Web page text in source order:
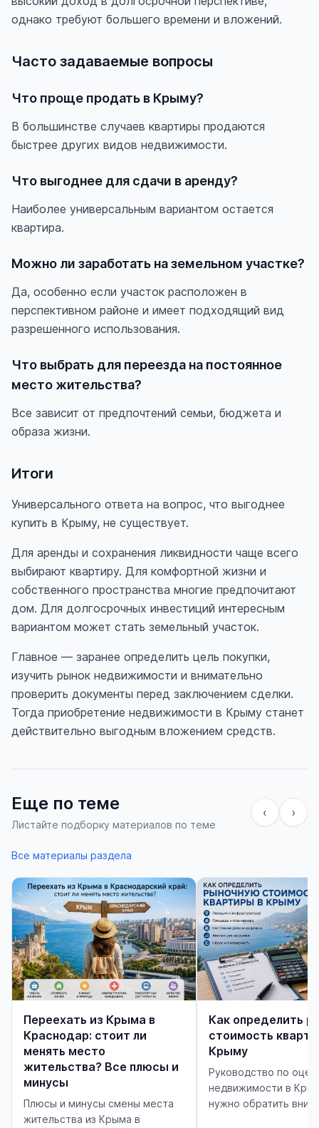
однако требуют большего времени и вложений.
Часто задаваемые вопросы
Что проще продать в Крыму?
В большинстве случаев квартиры продаются
быстрее других видов недвижимости.
Что выгоднее для сдачи в аренду?
Наиболее универсальным вариантом остается
квартира.
Можно ли заработать на земельном участке?
Да, особенно если участок расположен в
перспективном районе и имеет подходящий вид
разрешенного использования.
Что выбрать для переезда на постоянное
место жительства?
Все зависит от предпочтений семьи, бюджета и
образа жизни.
Итоги
Универсального ответа на вопрос, что выгоднее
купить в Крыму, не существует.
Для аренды и сохранения ликвидности чаще всего
выбирают квартиру. Для комфортной жизни и
собственного пространства многие предпочитают
дом. Для долгосрочных инвестиций интересным
вариантом может стать земельный участок.
Главное — заранее определить цель покупки,
изучить рынок недвижимости и внимательно
проверить документы перед заключением сделки.
Тогда приобретение недвижимости в Крыму станет
действительно выгодным вложением средств.
Еще по теме
Листайте подборку материалов по теме
‹ ›
Все материалы раздела
Переехать из Крыма в
Краснодар: стоит ли
менять место
жительства? Все плюсы и
минусы
Плюсы и минусы смены места
жительства из Крыма в
Как определить
стоимость
Крыму
Руководство по
недвижимости в
нужно обратить